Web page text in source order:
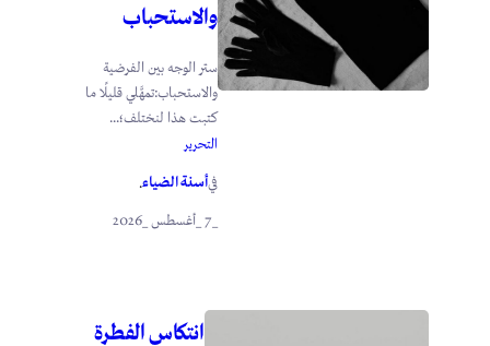
والاستحباب
ستر الوجه بين الفرضية
والاستحباب:تمهَّلي قليلًا ما
كتبت هذا لنختلف؛...
التحرير
فيأسنة الضياء.
انتكاس الفطرة